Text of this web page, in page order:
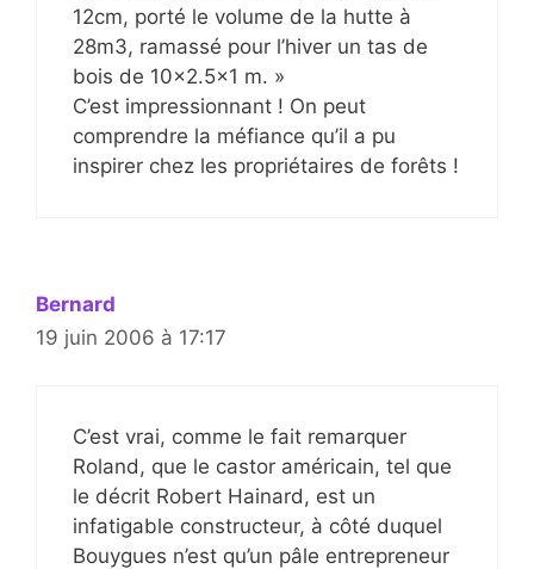
12cm, porté le volume de la hutte à
28m3, ramassé pour l’hiver un tas de
bois de 10×2.5×1 m. »
C’est impressionnant ! On peut
comprendre la méfiance qu’il a pu
inspirer chez les propriétaires de forêts !
Bernard
19 juin 2006 à 17:17
C’est vrai, comme le fait remarquer
Roland, que le castor américain, tel que
le décrit Robert Hainard, est un
infatigable constructeur, à côté duquel
Bouygues n’est qu’un pâle entrepreneur